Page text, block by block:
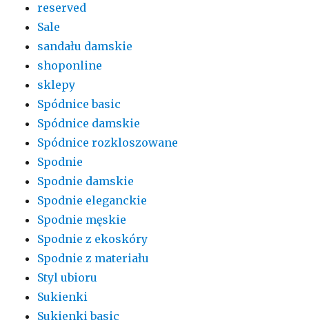
reserved
Sale
sandału damskie
shoponline
sklepy
Spódnice basic
Spódnice damskie
Spódnice rozkloszowane
Spodnie
Spodnie damskie
Spodnie eleganckie
Spodnie męskie
Spodnie z ekoskóry
Spodnie z materiału
Styl ubioru
Sukienki
Sukienki basic